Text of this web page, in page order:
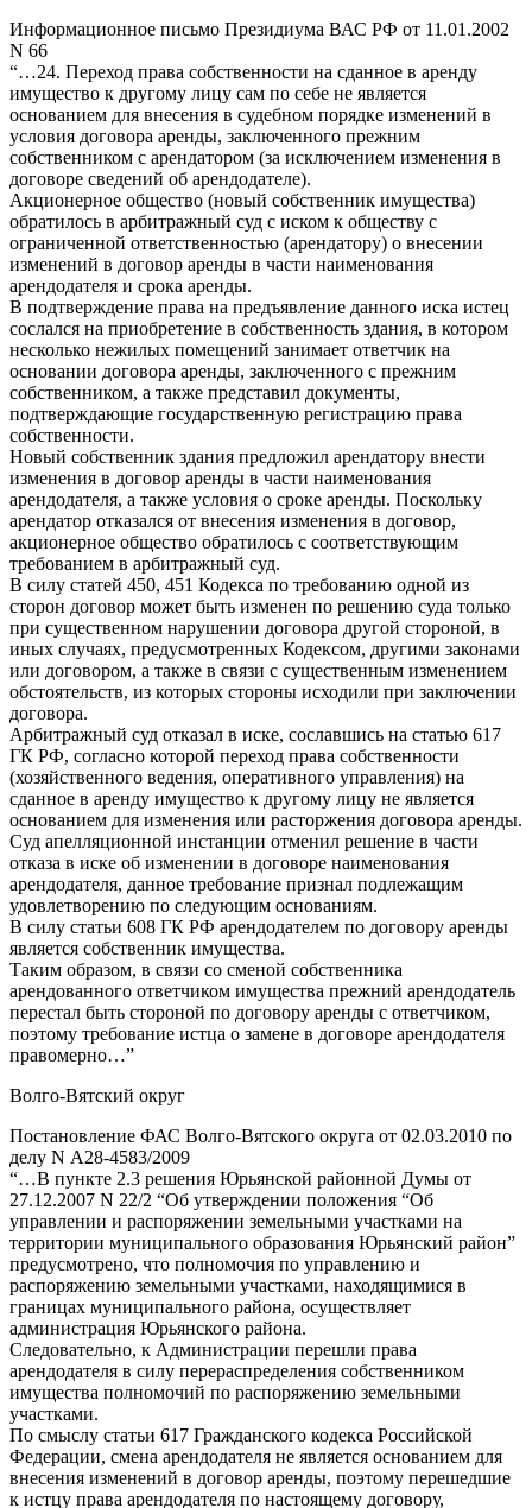
Информационное письмо Президиума ВАС РФ от 11.01.2002
N 66
“…24. Переход права собственности на сданное в аренду
имущество к другому лицу сам по себе не является
основанием для внесения в судебном порядке изменений в
условия договора аренды, заключенного прежним
собственником с арендатором (за исключением изменения в
договоре сведений об арендодателе).
Акционерное общество (новый собственник имущества)
обратилось в арбитражный суд с иском к обществу с
ограниченной ответственностью (арендатору) о внесении
изменений в договор аренды в части наименования
арендодателя и срока аренды.
В подтверждение права на предъявление данного иска истец
сослался на приобретение в собственность здания, в котором
несколько нежилых помещений занимает ответчик на
основании договора аренды, заключенного с прежним
собственником, а также представил документы,
подтверждающие государственную регистрацию права
собственности.
Новый собственник здания предложил арендатору внести
изменения в договор аренды в части наименования
арендодателя, а также условия о сроке аренды. Поскольку
арендатор отказался от внесения изменения в договор,
акционерное общество обратилось с соответствующим
требованием в арбитражный суд.
В силу статей 450, 451 Кодекса по требованию одной из
сторон договор может быть изменен по решению суда только
при существенном нарушении договора другой стороной, в
иных случаях, предусмотренных Кодексом, другими законами
или договором, а также в связи с существенным изменением
обстоятельств, из которых стороны исходили при заключении
договора.
Арбитражный суд отказал в иске, сославшись на статью 617
ГК РФ, согласно которой переход права собственности
(хозяйственного ведения, оперативного управления) на
сданное в аренду имущество к другому лицу не является
основанием для изменения или расторжения договора аренды.
Суд апелляционной инстанции отменил решение в части
отказа в иске об изменении в договоре наименования
арендодателя, данное требование признал подлежащим
удовлетворению по следующим основаниям.
В силу статьи 608 ГК РФ арендодателем по договору аренды
является собственник имущества.
Таким образом, в связи со сменой собственника
арендованного ответчиком имущества прежний арендодатель
перестал быть стороной по договору аренды с ответчиком,
поэтому требование истца о замене в договоре арендодателя
правомерно…”
Волго-Вятский округ
Постановление ФАС Волго-Вятского округа от 02.03.2010 по
делу N А28-4583/2009
“…В пункте 2.3 решения Юрьянской районной Думы от
27.12.2007 N 22/2 “Об утверждении положения “Об
управлении и распоряжении земельными участками на
территории муниципального образования Юрьянский район”
предусмотрено, что полномочия по управлению и
распоряжению земельными участками, находящимися в
границах муниципального района, осуществляет
администрация Юрьянского района.
Следовательно, к Администрации перешли права
арендодателя в силу перераспределения собственником
имущества полномочий по распоряжению земельными
участками.
По смыслу статьи 617 Гражданского кодекса Российской
Федерации, смена арендодателя не является основанием для
внесения изменений в договор аренды, поэтому перешедшие
к истцу права арендодателя по настоящему договору,